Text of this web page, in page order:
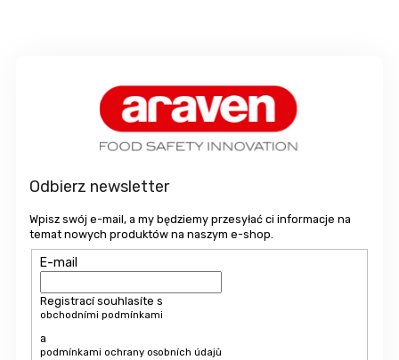
Odbierz newsletter
Wpisz swój e-mail, a my będziemy przesyłać ci informacje na
temat nowych produktów na naszym e-shop.
E-mail
Registrací souhlasíte s
obchodními podmínkami
a
podmínkami ochrany osobních údajů